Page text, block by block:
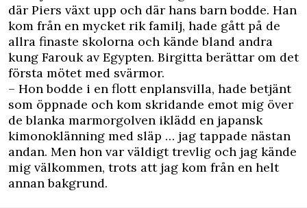
där Piers växt upp och där hans barn bodde. Han
kom från en mycket rik familj, hade gått på de
allra finaste skolorna och kände bland andra
kung Farouk av Egypten. Birgitta berättar om det
första mötet med svärmor.
– Hon bodde i en flott enplansvilla, hade betjänt
som öppnade och kom skridande emot mig över
de blanka marmorgolven iklädd en japansk
kimonoklänning med släp … jag tappade nästan
andan. Men hon var väldigt trevlig och jag kände
mig välkommen, trots att jag kom från en helt
annan bakgrund.